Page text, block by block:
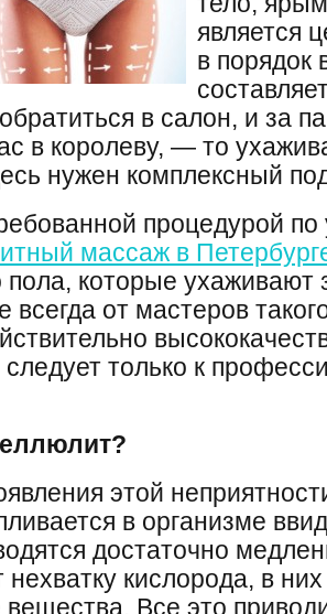
является
в порядок
в салон, и за
в королеву, — то
нужен комплексный
процедурой по
массаж в
пола, которые ухаживают
всегда от мастеров
только к
этой
в организме
достаточно
кислорода, в
вещества. Все это